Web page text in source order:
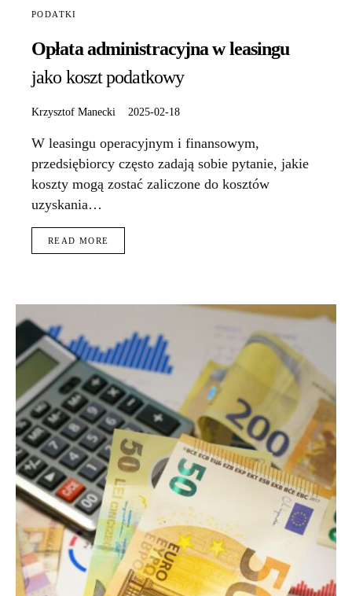
PODATKI
Opłata administracyjna w leasingu
jako koszt podatkowy
Krzysztof Manecki 2025-02-18
W leasingu operacyjnym i finansowym,
przedsiębiorcy często zadają sobie pytanie, jakie
koszty mogą zostać zaliczone do kosztów
uzyskania…
READ MORE